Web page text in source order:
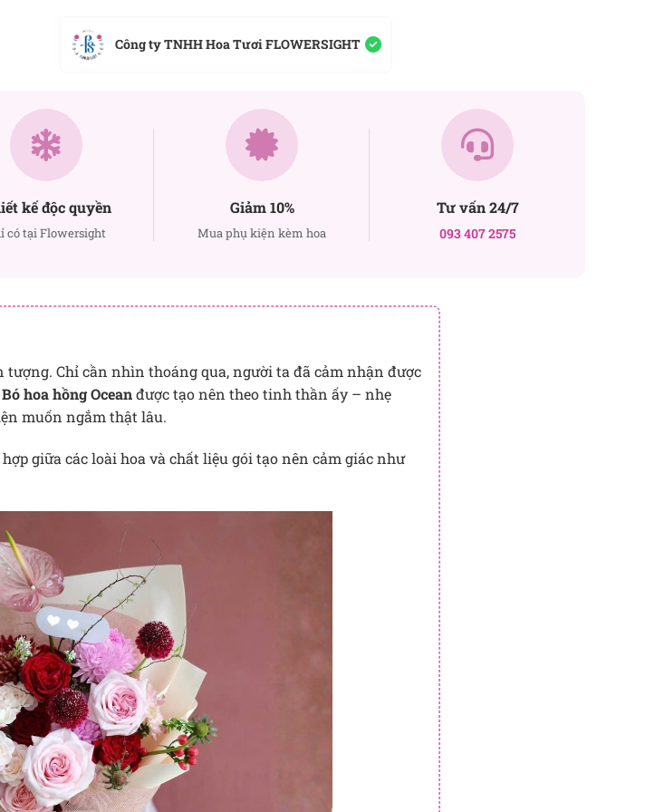
Công ty TNHH Hoa Tươi FLOWERSIGHT
kế độc quyền
có tại Flowersight
Giảm 10%
Mua phụ kiện kèm hoa
Tư vấn 24/7
093 407 2575
tượng. Chỉ cần nhìn thoáng qua, người ta đã cảm nhận được
Bó hoa hồng Oceanđược tạo nên theo tinh thần ấy – nhẹ
muốn ngắm thật lâu.
giữa các loài hoa và chất liệu gói tạo nên cảm giác như